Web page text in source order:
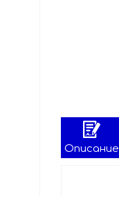
Описание